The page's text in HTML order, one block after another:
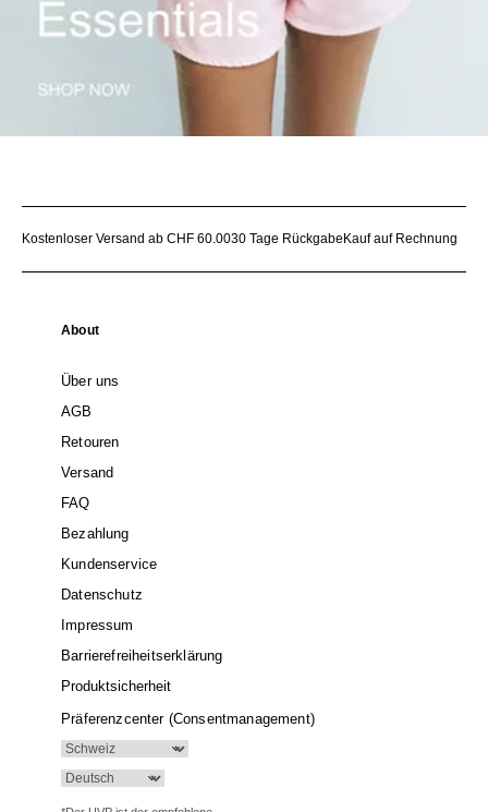
Kostenloser Versand ab CHF 60.0030 Tage Rückgabe Kauf auf Rechnung
About
Über uns
AGB
Retouren
Versand
FAQ
Bezahlung
Kundenservice
Datenschutz
Impressum
Barrierefreiheitserklärung
Produktsicherheit
Präferenzcenter (Consentmanagement)